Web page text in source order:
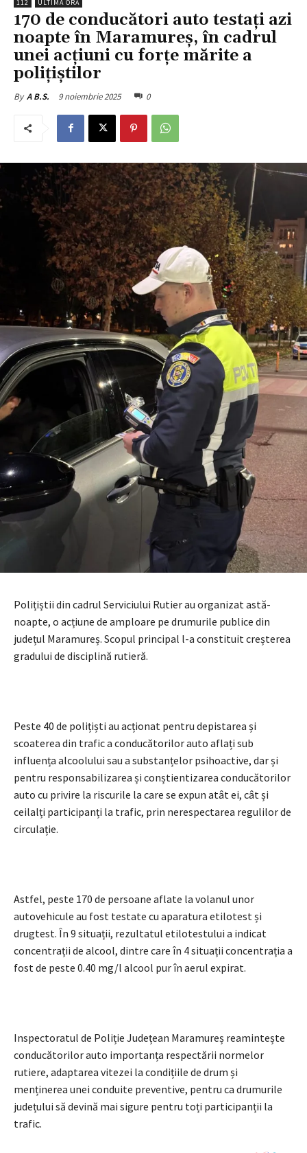
112 ULTIMA ORĂ
170 de conducători auto testați azi
noapte în Maramureș, în cadrul
unei acțiuni cu forțe mărite a
polițiștilor
By A B.S. 9 noiembrie 2025 0
Polițiștii din cadrul Serviciului Rutier au organizat astă-
noapte, o acțiune de amploare pe drumurile publice din
județul Maramureș. Scopul principal l-a constituit creșterea
gradului de disciplină rutieră.
Peste 40 de polițiști au acționat pentru depistarea și
scoaterea din trafic a conducătorilor auto aflați sub
influența alcoolului sau a substanțelor psihoactive, dar și
pentru responsabilizarea și conștientizarea conducătorilor
auto cu privire la riscurile la care se expun atât ei, cât și
ceilalți participanți la trafic, prin nerespectarea regulilor de
circulație.
Astfel, peste 170 de persoane aflate la volanul unor
autovehicule au fost testate cu aparatura etilotest și
drugtest. În 9 situații, rezultatul etilotestului a indicat
concentrații de alcool, dintre care în 4 situații concentrația a
fost de peste 0.40 mg/l alcool pur în aerul expirat.
Inspectoratul de Poliție Județean Maramureș reamintește
conducătorilor auto importanța respectării normelor
rutiere, adaptarea vitezei la condițiile de drum și
menținerea unei conduite preventive, pentru ca drumurile
județului să devină mai sigure pentru toți participanții la
trafic.